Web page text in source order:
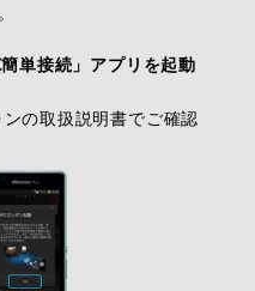
単接続」アプリを起動
ンの取扱説明書でご確認